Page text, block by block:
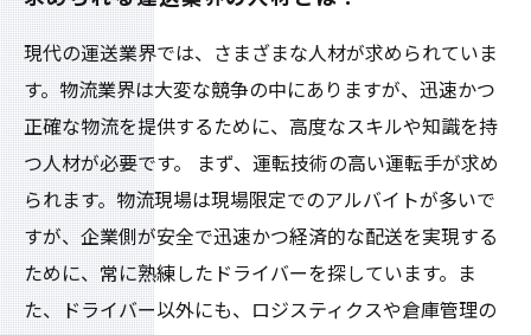
現代の運送業界では、さまざまな人材が求められていま
す。物流業界は大変な競争の中にありますが、迅速かつ
正確な物流を提供するために、高度なスキルや知識を持
つ人材が必要です。 まず、運転技術の高い運転手が求め
られます。物流現場は現場限定でのアルバイトが多いで
すが、企業側が安全で迅速かつ経済的な配送を実現する
ために、常に熟練したドライバーを探しています。ま
た、ドライバー以外にも、ロジスティクスや倉庫管理の